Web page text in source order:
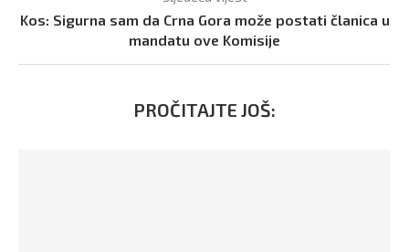
Kos: Sigurna sam da Crna Gora može postati članica u
mandatu ove Komisije
PROČITAJTE JOŠ: